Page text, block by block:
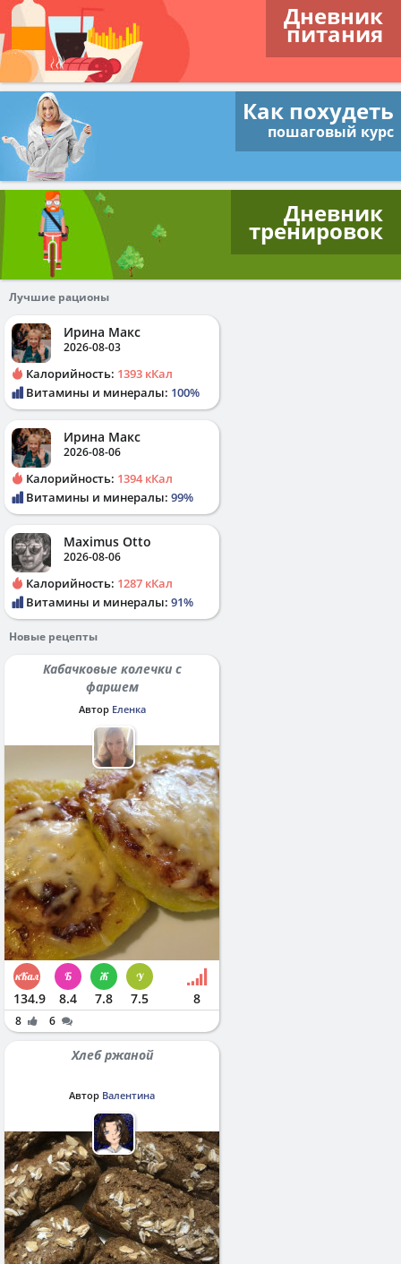
Дневник
питания
Как похудеть
пошаговый курс
Дневник
тренировок
Лучшие рационы
Ирина Макс
2026-08-03
Калорийность: 1393 кКал
Витамины и минералы: 100%
Ирина Макс
2026-08-06
Калорийность: 1394 кКал
Витамины и минералы: 99%
Maximus Otto
2026-08-06
Калорийность: 1287 кКал
Витамины и минералы: 91%
Новые рецепты
Кабачковые колечки с
фаршем
Автор Еленка
134.9 8.4 7.8 7.5 8
8 6
Хлеб ржаной
Автор Валентина